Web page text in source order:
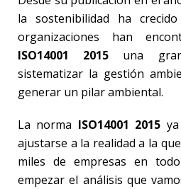
la sostenibilidad ha
organizaciones han
ISO14001 2015 una
sistematizar la gestión
generar un pilar ambiental.
La norma ISO14001 2015
ajustarse a la realidad a la
miles de empresas en
empezar el análisis que